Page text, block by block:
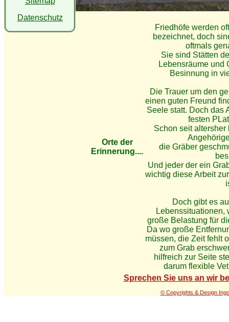
Datenschutz
Orte der
Erinnerung....
Friedhöfe werden
bezeichnet, doch
oftmals
Sie sind Stätten
Lebensräume und
Besinnung in
Die Trauer um den
einen guten Freund
Seele statt. Doch das
festen
Schon seit
die Gräber
Und jeder der ein
wichtig diese Arbeit
Doch gibt es
Lebenssituationen,
große Belastung für
Da wo große
müssen, die Zeit fehlt
zum Grab
hilfreich zur Seite
darum flexible
Sprechen Sie uns an wir
© Copyrights & Design